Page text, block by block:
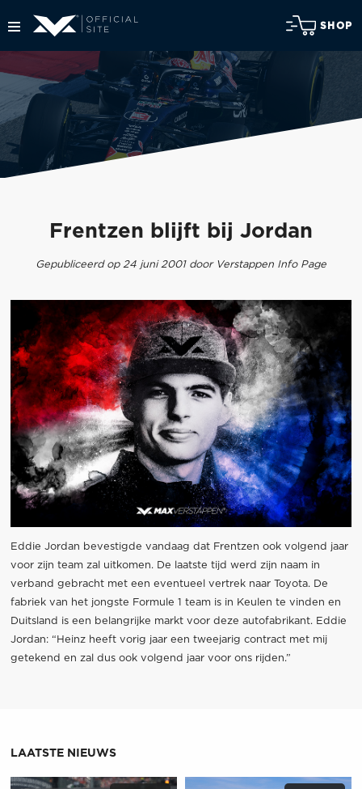
SHOP
Frentzen blijft bij Jordan
Gepubliceerd op 24 juni 2001 door Verstappen Info Page
Eddie Jordan bevestigde vandaag dat Frentzen ook volgend jaar
voor zijn team zal uitkomen. De laatste tijd werd zijn naam in
verband gebracht met een eventueel vertrek naar Toyota. De
fabriek van het jongste Formule 1 team is in Keulen te vinden en
Duitsland is een belangrijke markt voor deze autofabrikant. Eddie
Jordan: “Heinz heeft vorig jaar een tweejarig contract met mij
getekend en zal dus ook volgend jaar voor ons rijden.”
LAATSTE NIEUWS